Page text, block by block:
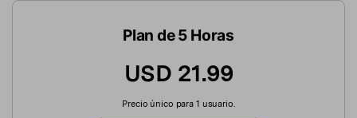
Plan de 5 Horas
USD 21.99
Precio único para 1 usuario.